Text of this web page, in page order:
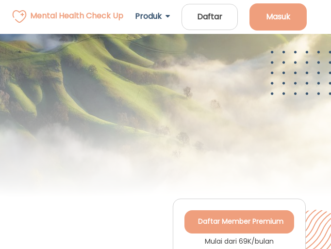
Mental Health Check Up Produk Daftar Masuk
Daftar Member Premium
Mulai dari 69K/bulan